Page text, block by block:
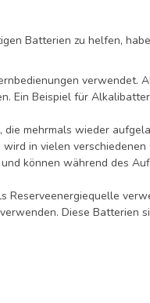
Batterien zu helfen,
verwendet.
Ein Beispiel für
mehrmals wieder
in vielen
können während des
Diese Batterien